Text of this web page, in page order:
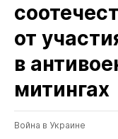
от
в
митингах
Война в Украине